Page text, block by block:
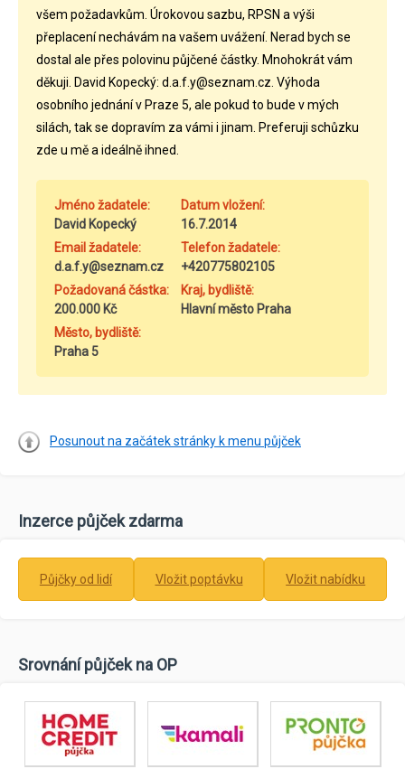
všem požadavkům. Úrokovou sazbu, RPSN a výši
přeplacení nechávám na vašem uvážení. Nerad bych se
dostal ale přes polovinu půjčené částky. Mnohokrát vám
děkuji. David Kopecký: d.a.f.y@seznam.cz. Výhoda
osobního jednání v Praze 5, ale pokud to bude v mých
silách, tak se dopravím za vámi i jinam. Preferuji schůzku
zde u mě a ideálně ihned.
Jméno žadatele:
David Kopecký
Datum vložení:
16.7.2014
Email žadatele:
d.a.f.y@seznam.cz
Telefon žadatele:
+420775802105
Požadovaná částka:
200.000 Kč
Kraj, bydliště:
Hlavní město Praha
Město, bydliště:
Praha 5
Posunout na začátek stránky k menu půjček
Inzerce půjček zdarma
Půjčky od lidí Vložit poptávku Vložit nabídku
Srovnání půjček na OP